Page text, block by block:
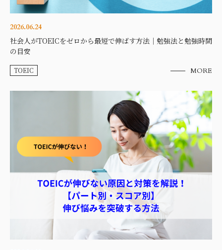
2026.06.24
社会人がTOEICをゼロから最短で伸ばす方法｜勉強法と勉強時間
の目安
TOEIC MORE